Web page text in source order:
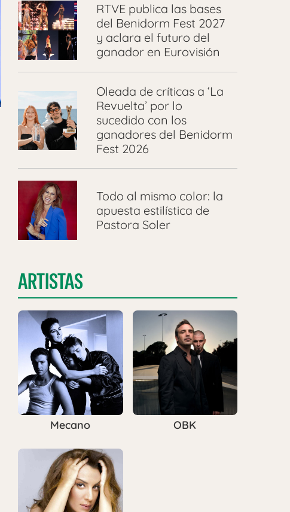
RTVE publica las bases
del Benidorm Fest 2027
y aclara el futuro del
ganador en Eurovisión
Oleada de críticas a ‘La
Revuelta’ por lo
sucedido con los
ganadores del Benidorm
Fest 2026
Todo al mismo color: la
apuesta estilística de
Pastora Soler
ARTISTAS
Mecano OBK